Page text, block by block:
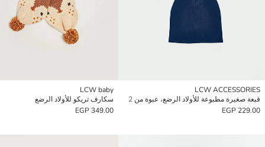
LCW ACCESSORIES
قبعة صغيرة مطبوعة للأولاد الرضع، عبوة من 2
229.00 EGP
LCW baby
سكارف تريكو للأولاد الرضع
349.00 EGP